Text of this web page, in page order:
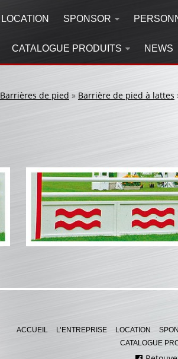
LOCATION SPONSOR
CATALOGUE PRODUITS NEWS
Barrières de pied » Barrière de pied à lattes
ACCUEIL L’ENTREPRISE LOCATION
CATALOGUE